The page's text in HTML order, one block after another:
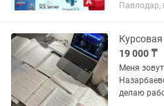
Node, Веб-
Павлодар,
19 000 ₸
Меня
делаю